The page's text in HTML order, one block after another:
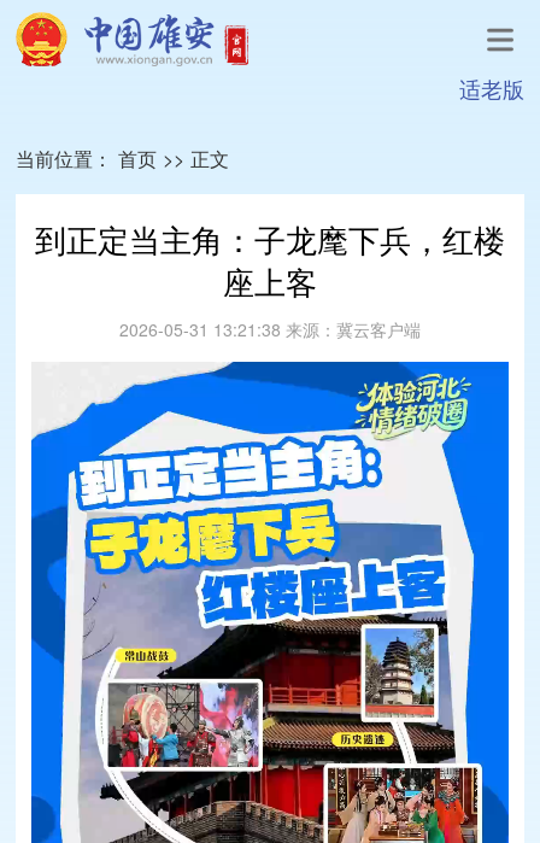
适老版
当前位置： 首页 >> 正文
到正定当主角：子龙麾下兵，红楼
座上客
2026-05-31 13:21:38 来源： 冀云客户端